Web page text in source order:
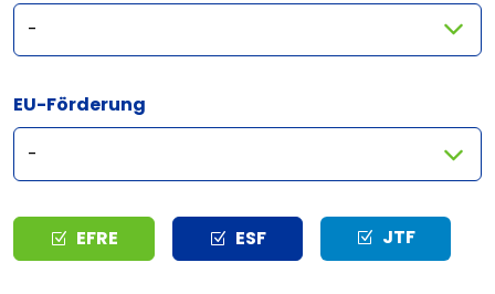
EU-Förderung
Typ EFRE ESF JTF